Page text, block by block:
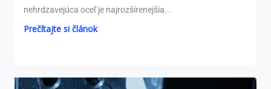
nehrdzavejúca oceľ je najrozšírenejšia...
Prečítajte si článok